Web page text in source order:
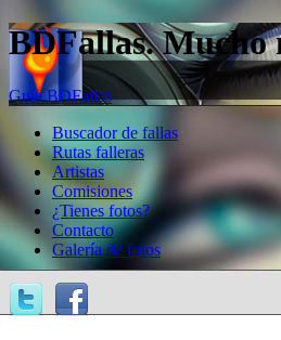
BDFallas. Mucho
Guía BDFallas
Buscador de fallas
Rutas falleras
Artistas
Comisiones
¿Tienes fotos?
Contacto
Galería de fotos